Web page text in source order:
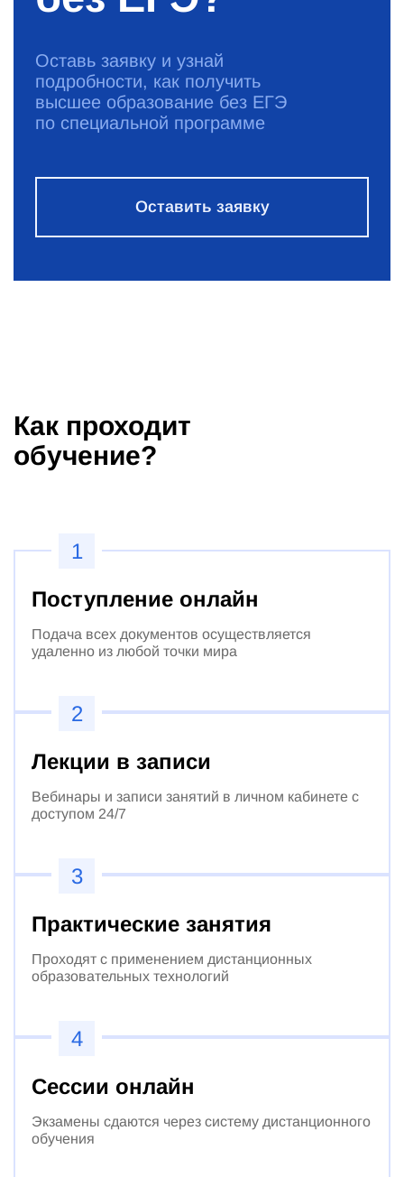
Оставь заявку и узнай
подробности, как получить
высшее образование без ЕГЭ
по специальной программе
Оставить заявку
Как проходит
обучение?
1
Поступление онлайн
Подача всех документов осуществляется
удаленно из любой точки мира
2
Лекции в записи
Вебинары и записи занятий в личном кабинете с
доступом 24/7
3
Практические занятия
Проходят с применением дистанционных
образовательных технологий
4
Сессии онлайн
Экзамены сдаются через систему дистанционного
обучения